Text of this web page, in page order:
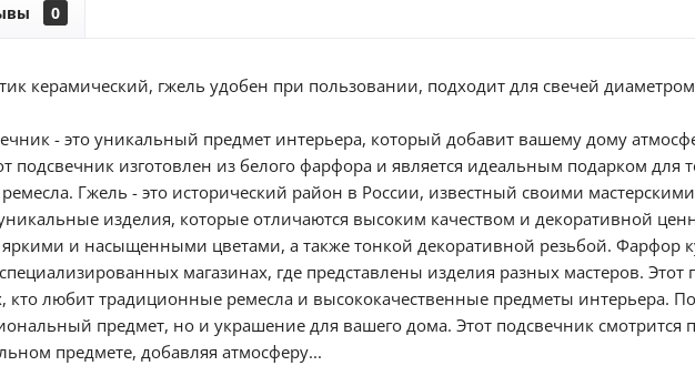
0
керамический, гжель удобен при пользовании, подходит для свечей
- это уникальный предмет интерьера, который добавит вашему дому
подсвечник изготовлен из белого фарфора и является идеальным подарком для
Гжель - это исторический район в России, известный своими
изделия, которые отличаются высоким качеством и декоративной
яркими и насыщенными цветами, а также тонкой декоративной резьбой. Фарфор
магазинах, где представлены изделия разных мастеров.
кто любит традиционные ремесла и высококачественные предметы интерьера.
предмет, но и украшение для вашего дома. Этот подсвечник смотрится
предмете, добавляя атмосферу...